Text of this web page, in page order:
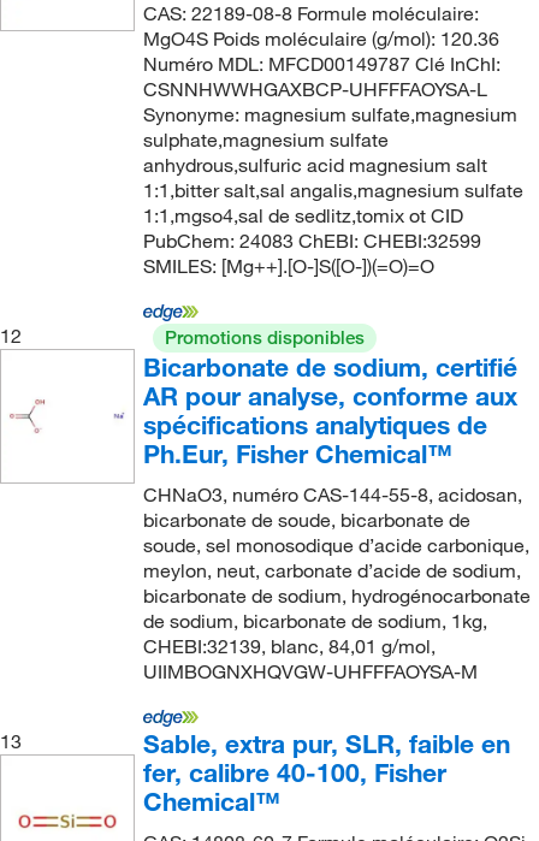
CAS: 22189-08-8 Formule moléculaire:
MgO4S Poids moléculaire (g/mol): 120.36
Numéro MDL: MFCD00149787 Clé InChI:
CSNNHWWHGAXBCP-UHFFFAOYSA-L
Synonyme: magnesium sulfate,magnesium
sulphate,magnesium sulfate
anhydrous,sulfuric acid magnesium salt
1:1,bitter salt,sal angalis,magnesium sulfate
1:1,mgso4,sal de sedlitz,tomix ot CID
PubChem: 24083 ChEBI: CHEBI:32599
SMILES: [Mg++].[O-]S([O-])(=O)=O
12 Promotions disponibles
Bicarbonate de sodium, certifié
AR pour analyse, conforme aux
spécifications analytiques de
Ph.Eur, Fisher Chemical™
CHNaO3, numéro CAS-144-55-8, acidosan,
bicarbonate de soude, bicarbonate de
soude, sel monosodique d’acide carbonique,
meylon, neut, carbonate d’acide de sodium,
bicarbonate de sodium, hydrogénocarbonate
de sodium, bicarbonate de sodium, 1kg,
CHEBI:32139, blanc, 84,01 g/mol,
UIIMBOGNXHQVGW-UHFFFAOYSA-M
13
Sable, extra pur, SLR, faible en
fer, calibre 40-100, Fisher
Chemical™